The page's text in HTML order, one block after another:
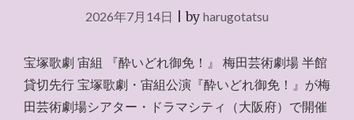
2026年7月14日 |by harugotatsu
宝塚歌劇 宙組 『酔いどれ御免！』 梅田芸術劇場 半館
貸切先行 宝塚歌劇・宙組公演『酔いどれ御免！』が梅
田芸術劇場シアター・ドラマシティ（大阪府）で開催